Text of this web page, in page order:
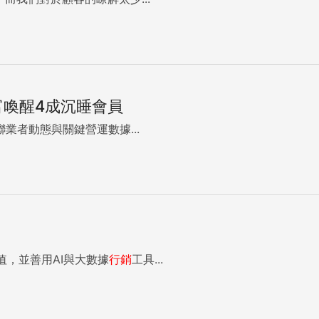
醒4成沉睡會員
業者動態與關鍵營運數據...
，並善用AI與大數據行銷工具...